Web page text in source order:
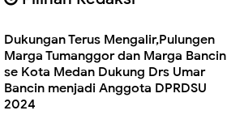
Dukungan Terus Mengalir,Pulungen
Marga Tumanggor dan Marga Bancin
se Kota Medan Dukung Drs Umar
Bancin menjadi Anggota DPRDSU
2024